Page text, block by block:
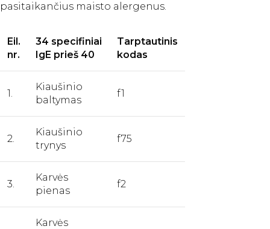
pasitaikančius maisto alergenus.
Eil.
nr.
34 specifiniai
IgE prieš 40
Tarptautinis
kodas
1.
Kiaušinio
baltymas
f1
2.
Kiaušinio
trynys
f75
3.
Karvės
pienas
f2
Karvės